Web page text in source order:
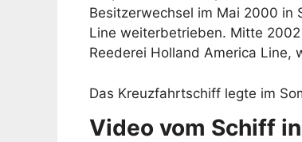
Besitzerwechsel im Mai 2000 in
Line weiterbetrieben. Mitte
Reederei Holland America
Das Kreuzfahrtschiff legte im
Video vom Schiff